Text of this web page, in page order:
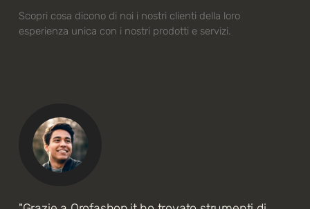
"Grazie a Orofashop.it ho trovato strumenti di
Servizio impeccabile e spedizione veloce. Sono